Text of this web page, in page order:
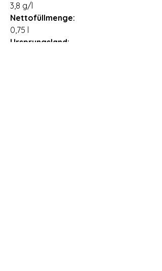
3,8 g/l
Nettofüllmenge:
0,75 l
Ursprungsland: